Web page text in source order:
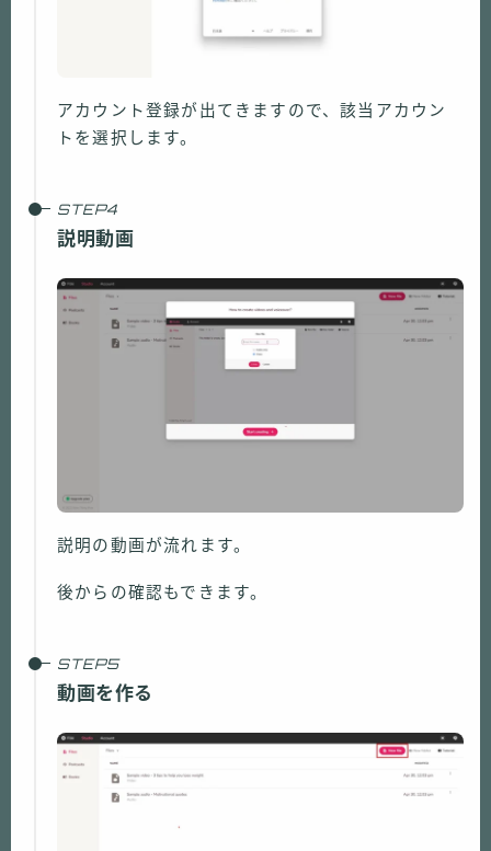
アカウント登録が出てきますので、該当アカウン
トを選択します。
説明動画
説明の動画が流れます。
後からの確認もできます。
動画を作る